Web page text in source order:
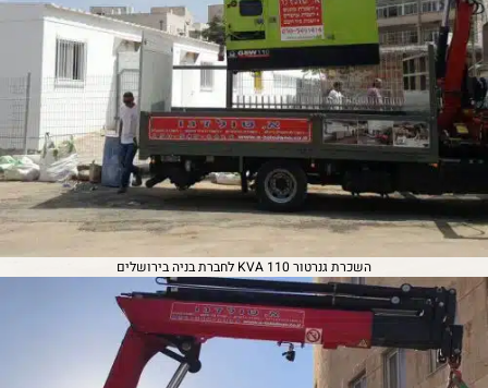
השכרת גנרטור 110 KVA לחברת בניה בירושלים